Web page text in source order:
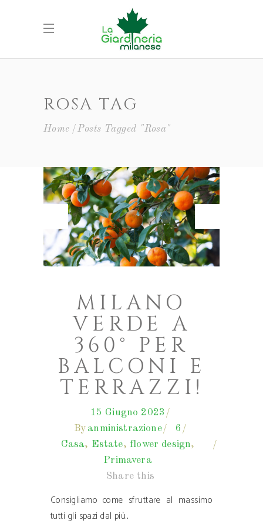
ROSA TAG
Home Posts Tagged "Rosa"
MILANO
VERDE A
360° PER
BALCONI E
TERRAZZI!
15 Giugno 2023
By anministrazione
6
Casa, Estate, flower design,
Primavera
Share this
Consigliamo come sfruttare al massimo
tutti gli spazi dal più